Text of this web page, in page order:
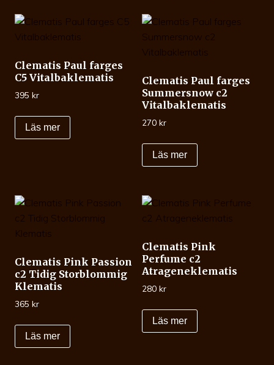
Clematis Paul farges
C5 Vitalbaklematis
395 kr
Läs mer
Clematis Paul farges
Summersnow c2
Vitalbaklematis
270 kr
Läs mer
Clematis Pink Passion
c2 Tidig Storblommig
Klematis
365 kr
Läs mer
Clematis Pink
Perfume c2
Atrageneklematis
280 kr
Läs mer